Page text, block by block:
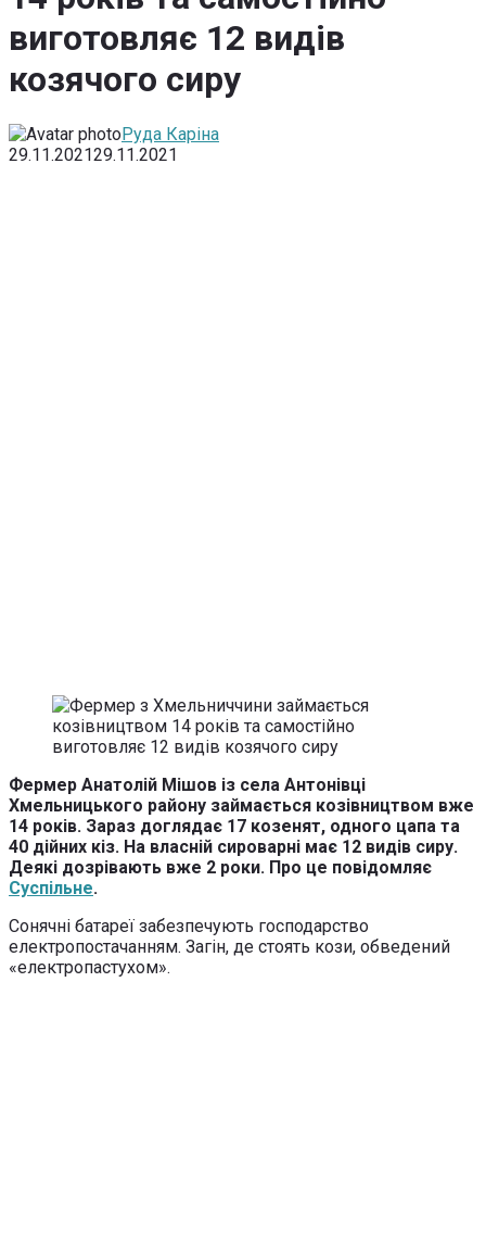
виготовляє 12 видів
козячого сиру
Руда Каріна
29.11.202129.11.2021
Фермер Анатолій Мішов із села Антонівці
Хмельницького району займається козівництвом вже
14 років. Зараз доглядає 17 козенят, одного цапа та
40 дійних кіз. На власній сироварні має 12 видів сиру.
Деякі дозрівають вже 2 роки. Про це повідомляє
Суспільне.
Сонячні батареї забезпечують господарство
електропостачанням. Загін, де стоять кози, обведений
«електропастухом».